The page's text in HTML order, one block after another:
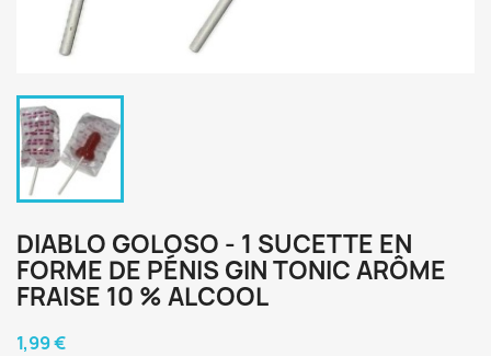
DIABLO GOLOSO - 1 SUCETTE EN
FORME DE PÉNIS GIN TONIC ARÔME
FRAISE 10 % ALCOOL
1,99 €